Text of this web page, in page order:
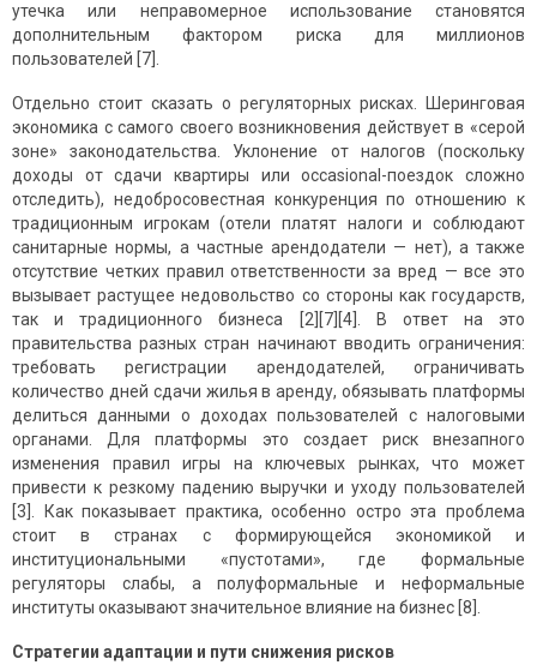
утечка или неправомерное использование становятся
дополнительным фактором риска для миллионов
пользователей [7].
Отдельно стоит сказать о регуляторных рисках. Шеринговая
экономика с самого своего возникновения действует в «серой
зоне» законодательства. Уклонение от налогов (поскольку
доходы от сдачи квартиры или occasional-поездок сложно
отследить), недобросовестная конкуренция по отношению к
традиционным игрокам (отели платят налоги и соблюдают
санитарные нормы, а частные арендодатели — нет), а также
отсутствие четких правил ответственности за вред — все это
вызывает растущее недовольство со стороны как государств,
так и традиционного бизнеса [2][7][4]. В ответ на это
правительства разных стран начинают вводить ограничения:
требовать регистрации арендодателей, ограничивать
количество дней сдачи жилья в аренду, обязывать платформы
делиться данными о доходах пользователей с налоговыми
органами. Для платформы это создает риск внезапного
изменения правил игры на ключевых рынках, что может
привести к резкому падению выручки и уходу пользователей
[3]. Как показывает практика, особенно остро эта проблема
стоит в странах с формирующейся экономикой и
институциональными «пустотами», где формальные
регуляторы слабы, а полуформальные и неформальные
институты оказывают значительное влияние на бизнес [8].
Стратегии адаптации и пути снижения рисков